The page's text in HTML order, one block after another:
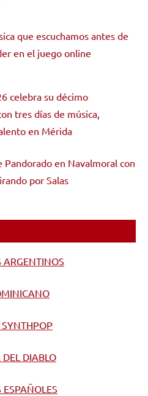
que escuchamos antes de
en el juego online
celebra su décimo
tres días de música,
en Mérida
Pandorado en Navalmoral con
por Salas
ARGENTINOS
DIABLO